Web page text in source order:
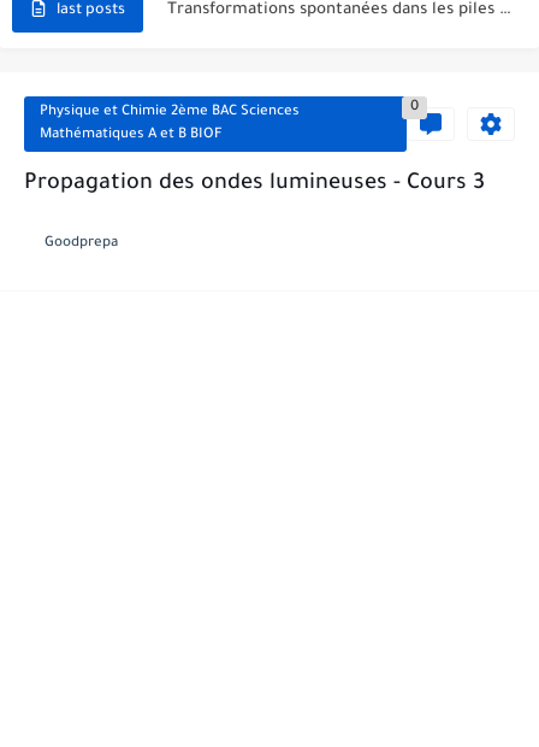
last posts Transformations spontanées dans les piles et production d'énergie 2bac
Physique et Chimie 2ème BAC Sciences
Mathématiques A et B BIOF
0
Propagation des ondes lumineuses - Cours 3
Goodprepa